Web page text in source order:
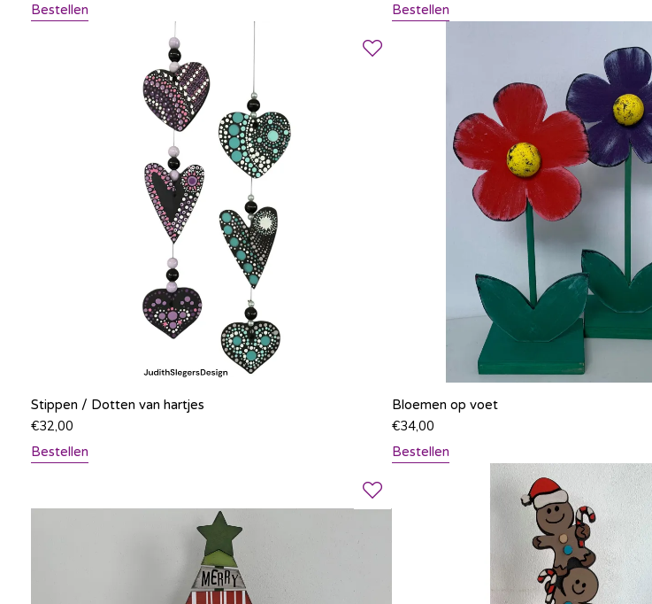
Bestellen Bestellen
Stippen / Dotten van hartjes
€32,00
Bestellen
Bloemen op voet
€34,00
Bestellen